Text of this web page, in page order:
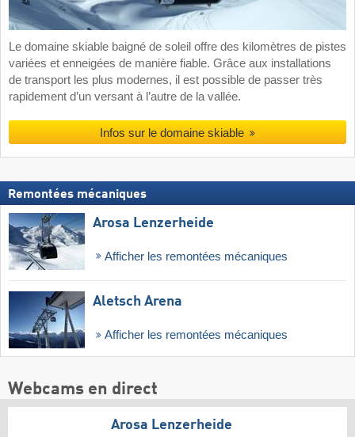
Le domaine skiable baigné de soleil offre des kilomètres de pistes
variées et enneigées de manière fiable. Grâce aux installations
de transport les plus modernes, il est possible de passer très
rapidement d’un versant à l’autre de la vallée.
Infos sur le domaine skiable
Remontées mécaniques
Arosa Lenzerheide
Afficher les remontées mécaniques
Aletsch Arena
Afficher les remontées mécaniques
Webcams en direct
Arosa Lenzerheide